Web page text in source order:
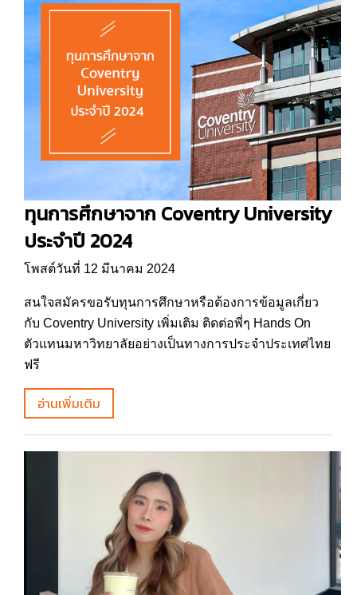
ทุนการศึกษาจาก Coventry University
ประจำปี 2024
โพสต์วันที่ 12 มีนาคม 2024
สนใจสมัครขอรับทุนการศึกษาหรือต้องการข้อมูลเกี่ยว
กับ Coventry University เพิ่มเติม ติดต่อพี่ๆ Hands On
ตัวแทนมหาวิทยาลัยอย่างเป็นทางการประจำประเทศไทย
ฟรี
อ่านเพิ่มเติม